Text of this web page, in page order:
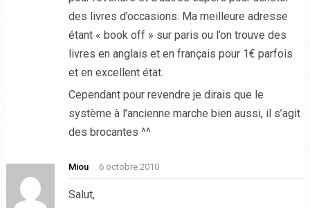
des livres d’occasions. Ma meilleure adresse
étant « book off » sur paris ou l’on trouve des
livres en anglais et en français pour 1€ parfois
et en excellent état.
Cependant pour revendre je dirais que le
système à l’ancienne marche bien aussi, il s’agit
des brocantes ^^
Miou 6 octobre 2010
Salut,